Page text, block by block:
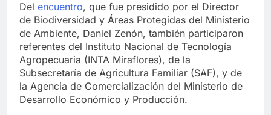
Del encuentro, que fue presidido por el Director
de Biodiversidad y Áreas Protegidas del Ministerio
de Ambiente, Daniel Zenón, también participaron
referentes del Instituto Nacional de Tecnología
Agropecuaria (INTA Miraflores), de la
Subsecretaría de Agricultura Familiar (SAF), y de
la Agencia de Comercialización del Ministerio de
Desarrollo Económico y Producción.